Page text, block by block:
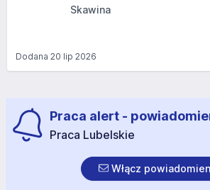
Skawina
Dodana 20 lip 2026
Praca alert -
Praca Lubelskie
Włącz